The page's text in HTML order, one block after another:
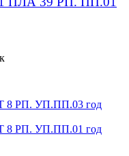
8 РП. УП.ПП.03 год
8 РП. УП.ПП.01 год